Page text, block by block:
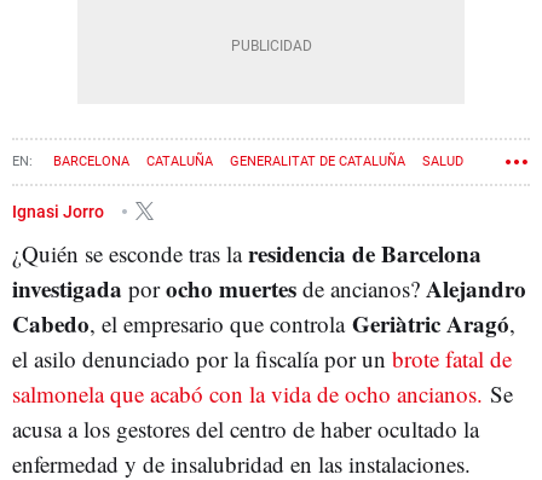
BARCELONA CATALUÑA GENERALITAT DE CATALUÑA SALUD
PERSONAS MAYORES
RESIDENCIAS
Ignasi Jorro
¿Quién se esconde tras laresidencia de Barcelona
investigada porocho muertes de ancianos? Alejandro
Cabedo, el empresario que controla Geriàtric Aragó,
el asilo denunciado por la fiscalía por un brote fatal de
salmonela que acabó con la vida de ocho ancianos. Se
acusa a los gestores del centro de haber ocultado la
enfermedad y de insalubridad en las instalaciones.